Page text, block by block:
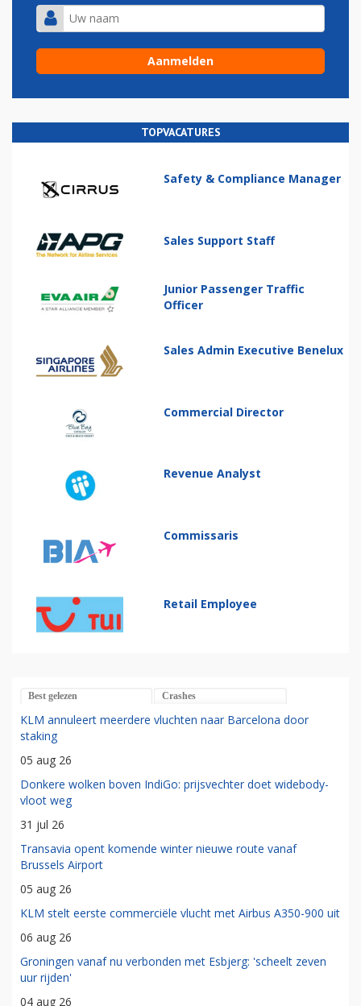
TOPVACATURES
Safety & Compliance Manager
Sales Support Staff
Junior Passenger Traffic
Officer
Sales Admin Executive Benelux
Commercial Director
Revenue Analyst
Commissaris
Retail Employee
Best gelezen Crashes
KLM annuleert meerdere vluchten naar Barcelona door
staking
05 aug 26
Donkere wolken boven IndiGo: prijsvechter doet widebody-
vloot weg
31 jul 26
Transavia opent komende winter nieuwe route vanaf
Brussels Airport
05 aug 26
KLM stelt eerste commerciële vlucht met Airbus A350-900 uit
06 aug 26
Groningen vanaf nu verbonden met Esbjerg: 'scheelt zeven
uur rijden'
04 aug 26